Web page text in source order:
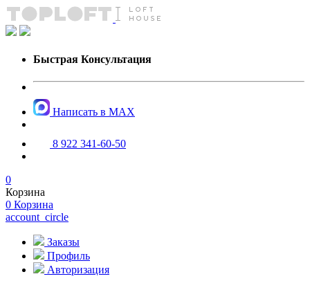
Быстрая Консультация
Написать в MAX
8 922 341-60-50
0
Корзина
0 Корзина
account_circle
Заказы
Профиль
Авторизация